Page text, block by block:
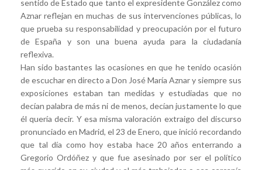
sentido de Estado que tanto el expresidente González como
Aznar reflejan en muchas de sus intervenciones públicas, lo
que prueba su responsabilidad y preocupación por el futuro
de España y son una buena ayuda para la ciudadanía
reflexiva.
Han sido bastantes las ocasiones en que he tenido ocasión
de escuchar en directo a Don José María Aznar y siempre sus
exposiciones estaban tan medidas y estudiadas que no
decían palabra de más ni de menos, decían justamente lo que
él quería decir. Y esa misma valoración extraigo del discurso
pronunciado en Madrid, el 23 de Enero, que inició recordando
que tal día como hoy estaba hace 20 años enterrando a
Gregorio Ordóñez y que fue asesinado por ser el político